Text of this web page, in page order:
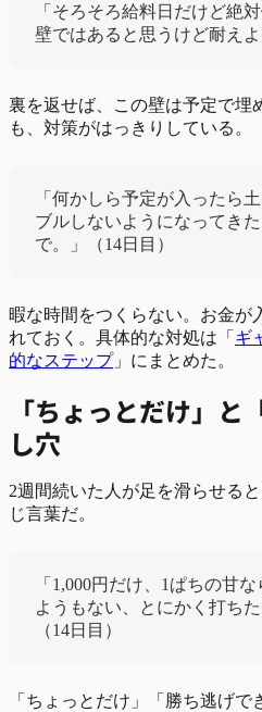
「そろそろ給料日だけど絶
壁ではあると思うけど耐えよ
裏を返せば、この壁は予定で埋
も、対策がはっきりしている。
「何かしら予定が入ったら
ブルしないようになってき
で。」（14日目）
暇な時間をつくらない。お金が
れておく。具体的な対処は「 ギ
的なステップ」にまとめた。
「ちょっとだけ」
し穴
2週間続いた人が足を滑らせる
じ言葉だ。
「1,000円だけ、1ぱちの甘
ようもない、とにかく打ち
（14日目）
「ちょっとだけ」「勝ち逃げ